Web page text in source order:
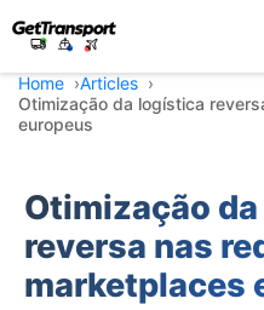
Home
Articles
Otimização da logística
europeus
Otimização
reversa nas
marketplaces